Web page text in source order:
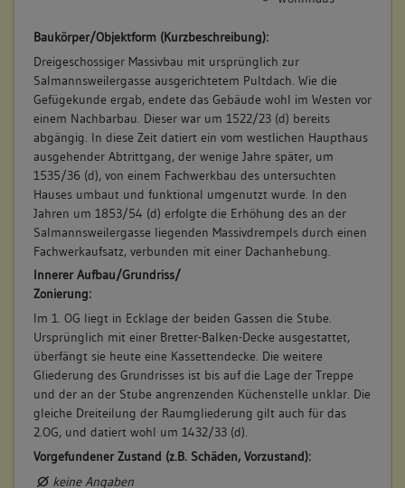
Baukörper/Objektform (Kurzbeschreibung):
Dreigeschossiger Massivbau mit ursprünglich zur
Salmannsweilergasse ausgerichtetem Pultdach. Wie die
Gefügekunde ergab, endete das Gebäude wohl im Westen vor
einem Nachbarbau. Dieser war um 1522/23 (d) bereits
abgängig. In diese Zeit datiert ein vom westlichen Haupthaus
ausgehender Abtrittgang, der wenige Jahre später, um
1535/36 (d), von einem Fachwerkbau des untersuchten
Hauses umbaut und funktional umgenutzt wurde. In den
Jahren um 1853/54 (d) erfolgte die Erhöhung des an der
Salmannsweilergasse liegenden Massivdrempels durch einen
Fachwerkaufsatz, verbunden mit einer Dachanhebung.
Innerer Aufbau/Grundriss/
Zonierung:
Im 1. OG liegt in Ecklage der beiden Gassen die Stube.
Ursprünglich mit einer Bretter-Balken-Decke ausgestattet,
überfängt sie heute eine Kassettendecke. Die weitere
Gliederung des Grundrisses ist bis auf die Lage der Treppe
und der an der Stube angrenzenden Küchenstelle unklar. Die
gleiche Dreiteilung der Raumgliederung gilt auch für das
2.OG, und datiert wohl um 1432/33 (d).
Vorgefundener Zustand (z.B. Schäden, Vorzustand):
keine Angaben